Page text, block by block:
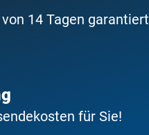
14 Tagen garantiert
für Sie!